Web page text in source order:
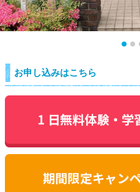
お申し込みはこちら